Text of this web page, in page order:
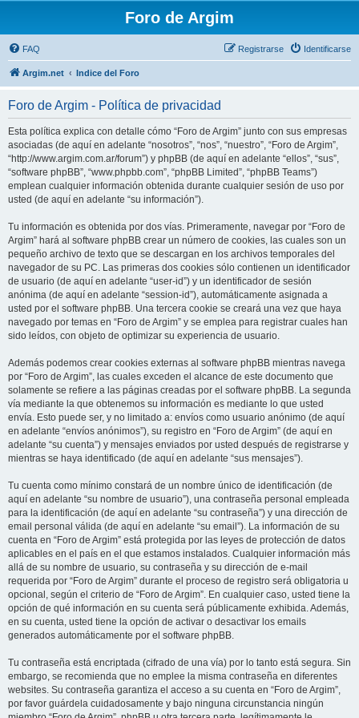
Foro de Argim
FAQ Identificarse
Registrarse
Argim.net Indice del Foro
Foro de Argim - Política de privacidad
Esta política explica con detalle cómo “Foro de Argim” junto con sus empresas
asociadas (de aquí en adelante “nosotros”, “nos”, “nuestro”, “Foro de Argim”,
“http://www.argim.com.ar/forum”) y phpBB (de aquí en adelante “ellos”, “sus”,
“software phpBB”, “www.phpbb.com”, “phpBB Limited”, “phpBB Teams”)
emplean cualquier información obtenida durante cualquier sesión de uso por
usted (de aquí en adelante “su información”).
Tu información es obtenida por dos vías. Primeramente, navegar por “Foro de
Argim” hará al software phpBB crear un número de cookies, las cuales son un
pequeño archivo de texto que se descargan en los archivos temporales del
navegador de su PC. Las primeras dos cookies sólo contienen un identificador
de usuario (de aquí en adelante “user-id”) y un identificador de sesión
anónima (de aquí en adelante “session-id”), automáticamente asignada a
usted por el software phpBB. Una tercera cookie se creará una vez que haya
navegado por temas en “Foro de Argim” y se emplea para registrar cuales han
sido leídos, con objeto de optimizar su experiencia de usuario.
Además podemos crear cookies externas al software phpBB mientras navega
por “Foro de Argim”, las cuales exceden el alcance de este documento que
solamente se refiere a las páginas creadas por el software phpBB. La segunda
vía mediante la que obtenemos su información es mediante lo que usted
envía. Esto puede ser, y no limitado a: envíos como usuario anónimo (de aquí
en adelante “envíos anónimos”), su registro en “Foro de Argim” (de aquí en
adelante “su cuenta”) y mensajes enviados por usted después de registrarse y
mientras se haya identificado (de aquí en adelante “sus mensajes”).
Tu cuenta como mínimo constará de un nombre único de identificación (de
aquí en adelante “su nombre de usuario”), una contraseña personal empleada
para la identificación (de aquí en adelante “su contraseña”) y una dirección de
email personal válida (de aquí en adelante “su email”). La información de su
cuenta en “Foro de Argim” está protegida por las leyes de protección de datos
aplicables en el país en el que estamos instalados. Cualquier información más
allá de su nombre de usuario, su contraseña y su dirección de e-mail
requerida por “Foro de Argim” durante el proceso de registro será obligatoria u
opcional, según el criterio de “Foro de Argim”. En cualquier caso, usted tiene la
opción de qué información en su cuenta será públicamente exhibida. Además,
en su cuenta, usted tiene la opción de activar o desactivar los emails
generados automáticamente por el software phpBB.
Tu contraseña está encriptada (cifrado de una vía) por lo tanto está segura. Sin
embargo, se recomienda que no emplee la misma contraseña en diferentes
websites. Su contraseña garantiza el acceso a su cuenta en “Foro de Argim”,
por favor guárdela cuidadosamente y bajo ninguna circunstancia ningún